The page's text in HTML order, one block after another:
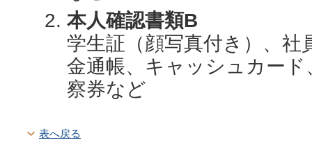
本人確認書類B
学生証（顔写真付き）、社
金通帳、キャッシュカー
察券など
表へ戻る